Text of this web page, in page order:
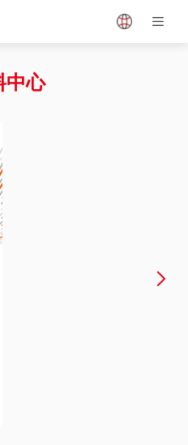
Vietnam
中心